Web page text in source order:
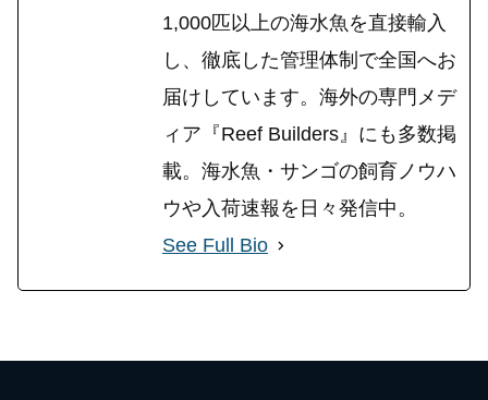
1,000匹以上の海水魚を直接輸入
し、徹底した管理体制で全国へお
届けしています。海外の専門メデ
ィア『Reef Builders』にも多数掲
載。海水魚・サンゴの飼育ノウハ
ウや入荷速報を日々発信中。
See Full Bio